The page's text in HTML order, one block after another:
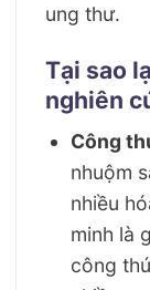
ung thư.
Tại sao
nghiên
Công
nhuộm
nhiều
minh là
công